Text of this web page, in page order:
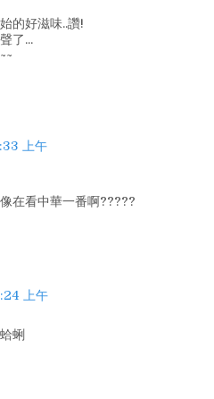
的好滋味..讚!
了...
上午
在看中華一番啊?????
上午
蜊